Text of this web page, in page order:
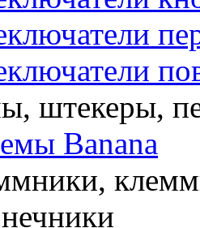
штекеры,
Banana